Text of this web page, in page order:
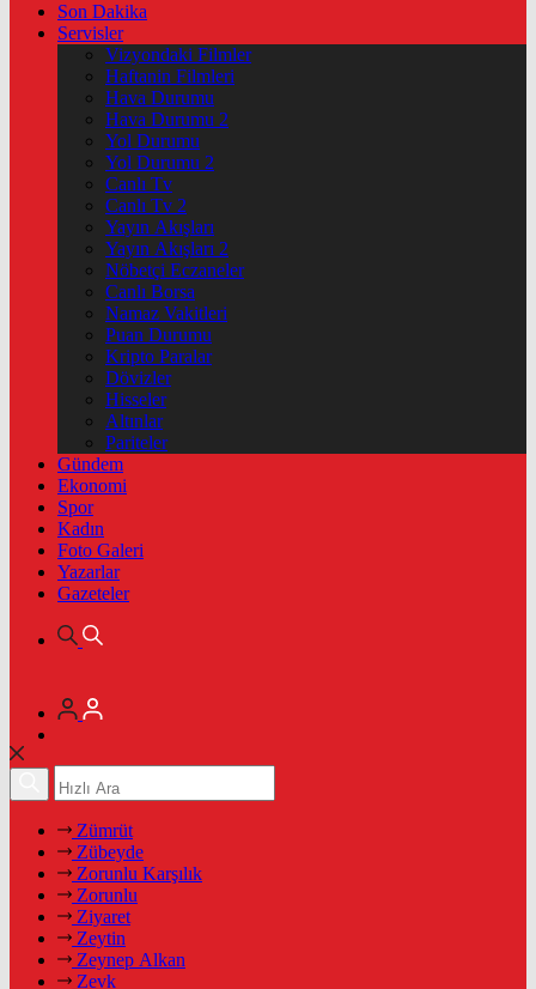
Son Dakika
Servisler
Vizyondaki Filmler
Haftanin Filmleri
Hava Durumu
Hava Durumu 2
Yol Durumu
Yol Durumu 2
Canlı Tv
Canlı Tv 2
Yayın Akışları
Yayın Akışları 2
Nöbetçi Eczaneler
Canlı Borsa
Namaz Vakitleri
Puan Durumu
Kripto Paralar
Dövizler
Hisseler
Altınlar
Pariteler
Gündem
Ekonomi
Spor
Kadın
Foto Galeri
Yazarlar
Gazeteler
Zümrüt
Zübeyde
Zorunlu Karşılık
Zorunlu
Ziyaret
Zeytin
Zeynep Alkan
Zevk